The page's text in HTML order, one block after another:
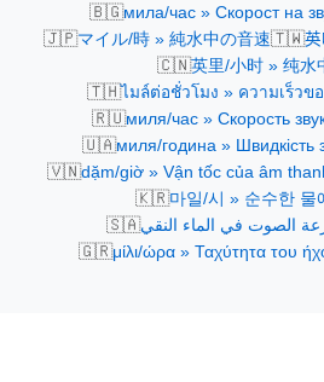
🇧🇬мила/час » Скорост на
🇯🇵マイル/時 » 純水中の音速🇹🇼
🇨🇳英里/小时 » 纯水
🇹🇭ไมล์ต่อชั่วโมง » ความเร็วข
🇷🇺миля/час » Скорость
🇺🇦миля/година » Швидкість
🇻🇳dặm/giờ » Vận tốc của âm
🇰🇷마일/시 » 순수한 물
🇸🇦الصوت في الماء النقي
🇬🇷μίλι/ώρα » Ταχύτητα του